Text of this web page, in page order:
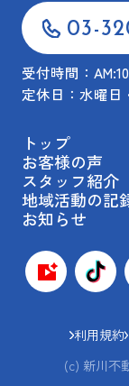
03-
受付時間：
定休日：水曜日
トップ
お客様の声
スタッフ紹介
地域活動の記
お知らせ
利用規約
(c) 新川不